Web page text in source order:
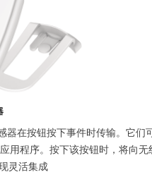
器在按钮按下事件时传输。它
用程序。按下该按钮时，将向无
灵活集成